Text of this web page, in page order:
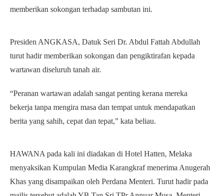
memberikan sokongan terhadap sambutan ini.
Presiden ANGKASA, Datuk Seri Dr. Abdul Fattah Abdullah
turut hadir memberikan sokongan dan pengiktirafan kepada
wartawan diseluruh tanah air.
“Peranan wartawan adalah sangat penting kerana mereka
bekerja tanpa mengira masa dan tempat untuk mendapatkan
berita yang sahih, cepat dan tepat,” kata beliau.
HAWANA pada kali ini diadakan di Hotel Hatten, Melaka
menyaksikan Kumpulan Media Karangkraf menerima Anugerah
Khas yang disampaikan oleh Perdana Menteri. Turut hadir pada